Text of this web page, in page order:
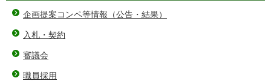
企画提案コンペ等情報（公告・結果）
入札・契約
審議会
職員採用